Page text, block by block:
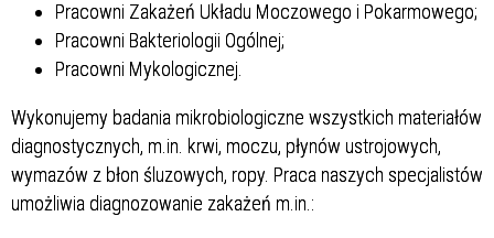
Pracowni Zakażeń Układu Moczowego i Pokarmowego;
Pracowni Bakteriologii Ogólnej;
Pracowni Mykologicznej.
Wykonujemy badania mikrobiologiczne wszystkich materiałów
diagnostycznych, m.in. krwi, moczu, płynów ustrojowych,
wymazów z błon śluzowych, ropy. Praca naszych specjalistów
umożliwia diagnozowanie zakażeń m.in.: